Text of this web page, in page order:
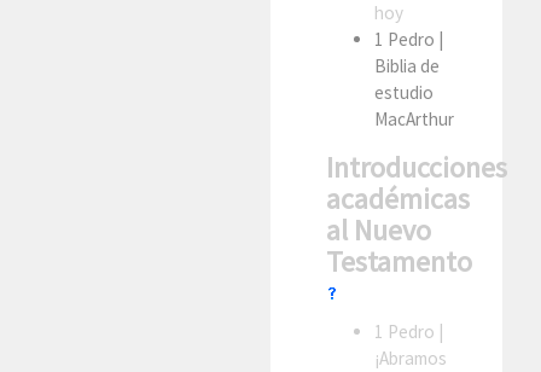
hoy
1 Pedro
Biblia de
estudio
MacArthur
Introducciones
académicas
al Nuevo
Testamento
1 Pedro
¡Abramos